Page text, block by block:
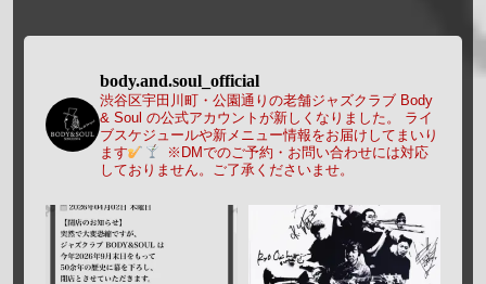
body.and.soul_official
渋谷区宇田川町・公園通りの老舗ジャズクラブ Body
& Soul の公式アカウントが新しくなりました。
ライ
ブスケジュールや新メニュー情報をお届けしてまいり
ます
※DMでのご予約・お問い合わせには対応
しておりません。ご了承くださいませ。